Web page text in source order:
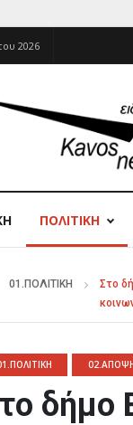
2026
ΠΟΛΙΤΙΚΗ
01.ΠΟΛΙΤΙΚΗ
Στο
δήμο